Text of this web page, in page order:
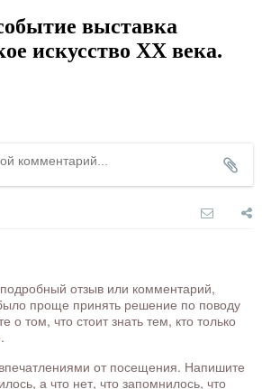
выставка
искусство XX века.
отзыв или комментарий,
проще принять решение по поводу
о том, что стоит знать тем, кто только
от посещения. Напишите
а что нет, что запомнилось, что